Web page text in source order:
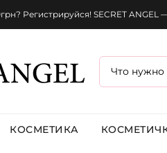
Регистрируйся! SECRET
КОСМЕТИКА